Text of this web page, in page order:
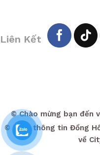
Liên Kết
© Chào mừng bạn đến
© Kênh thông tin Đồng
về